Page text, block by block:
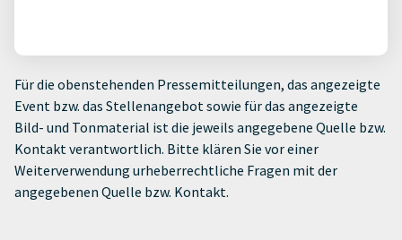
Für die obenstehenden Pressemitteilungen, das angezeigte
Event bzw. das Stellenangebot sowie für das angezeigte
Bild- und Tonmaterial ist die jeweils angegebene Quelle bzw.
Kontakt verantwortlich. Bitte klären Sie vor einer
Weiterverwendung urheberrechtliche Fragen mit der
angegebenen Quelle bzw. Kontakt.